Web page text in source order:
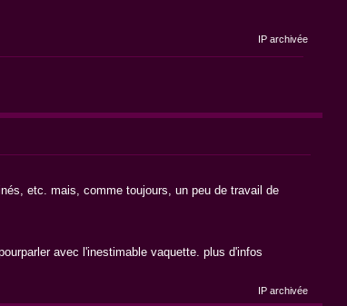
IP archivée
etc. mais, comme toujours, un peu de travail de
avec l'inestimable vaquette. plus d'infos
IP archivée